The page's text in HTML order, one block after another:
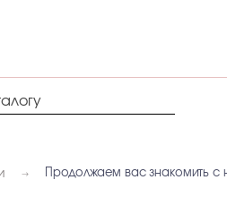
Продолжаем вас знакомить с